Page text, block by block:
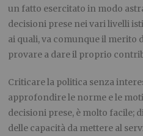
un fatto esercitato in modo
decisioni prese nei vari livelli
ai quali, va comunque il merito
provare a dare il proprio
Criticare la politica senza
approfondire le norme e le
decisioni prese, è molto facile;
delle capacità da mettere al